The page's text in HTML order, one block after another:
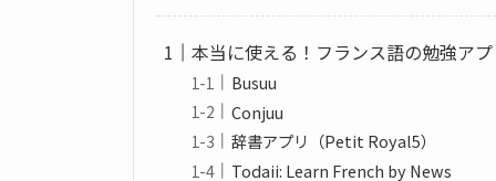
本当に使える！フランス語の勉強ア
Busuu
Conjuu
辞書アプリ（Petit Royal5）
Todaii: Learn French by News